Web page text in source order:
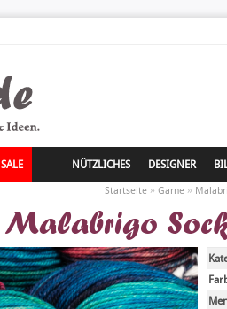
SALE NÜTZLICHES DESIGNER
Startseite » Garne »
Malabrigo